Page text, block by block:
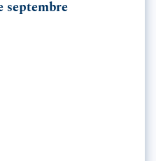
septembre